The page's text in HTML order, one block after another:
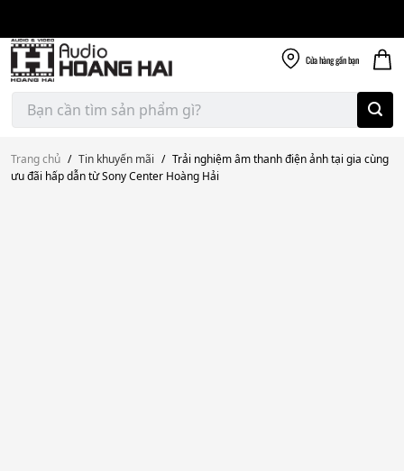
content
Cửa hànggần bạn
Tìm
kiếm:
Trang chủ / Tin khuyến mãi / Trải nghiệm âm thanh điện ảnh tại gia cùng
ưu đãi hấp dẫn từ Sony Center Hoàng Hải